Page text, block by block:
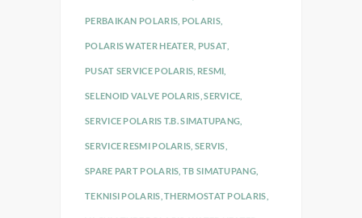
PERBAIKAN POLARIS POLARIS,
POLARIS WATER HEATER PUSAT
PUSAT SERVICE POLARIS RESMI
SELENOID VALVE POLARIS ,SERVICE
SERVICE POLARIS T.B. SIMATUPANG
SERVICE RESMI POLARIS SERVIS
SPARE PART POLARIS ,TB SIMATUPANG,
TEKNISI POLARIS ,THERMOSTAT POLARIS